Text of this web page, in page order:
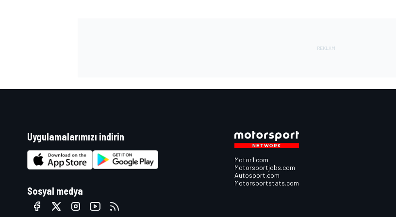
Uygulamalarımızı indirin
Sosyal medya
Motor1.com
Motorsportjobs.com
Autosport.com
Motorsportstats.com